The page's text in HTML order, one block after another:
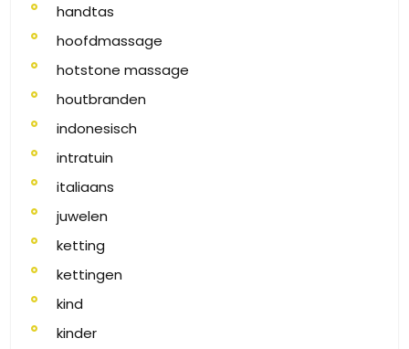
handtas
hoofdmassage
hotstone massage
houtbranden
indonesisch
intratuin
italiaans
juwelen
ketting
kettingen
kind
kinder